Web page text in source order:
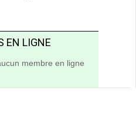
EN LIGNE
membre en ligne